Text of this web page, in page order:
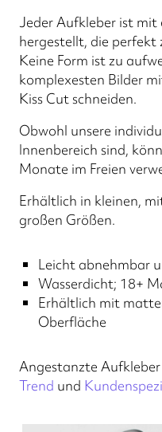
Jeder Aufkleber ist
hergestellt, die perfekt
Keine Form ist zu
komplexesten Bilder
Kiss Cut schneiden.
Obwohl unsere
Innenbereich sind,
Monate im Freien
Erhältlich in kleinen,
großen Größen.
Leicht abnehmbar
Wasserdicht; 18+
Erhältlich mit
Oberfläche
Angestanzte Aufkleber
Trend und